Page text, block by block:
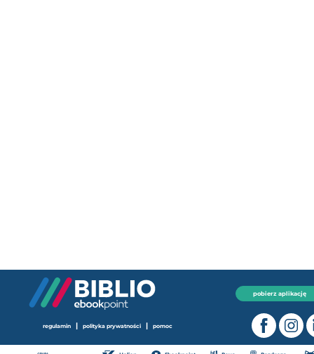
pobierz aplikację
regulamin | polityka prywatności | pomoc